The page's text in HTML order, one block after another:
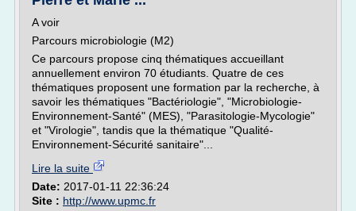
A voir
Parcours microbiologie (M2)
Ce parcours propose cinq thématiques accueillant
annuellement environ 70 étudiants. Quatre de ces
thématiques proposent une formation par la recherche, à
savoir les thématiques "Bactériologie", "Microbiologie-
Environnement-Santé" (MES), "Parasitologie-Mycologie"
et "Virologie", tandis que la thématique "Qualité-
Environnement-Sécurité sanitaire"...
Lire la suite
Date: 2017-01-11 22:36:24
Site : http://www.upmc.fr